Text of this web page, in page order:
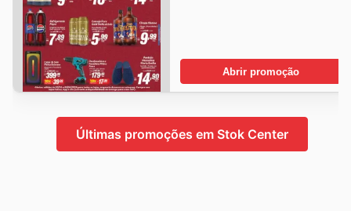
Abrir promoção
Últimas promoções em Stok Center